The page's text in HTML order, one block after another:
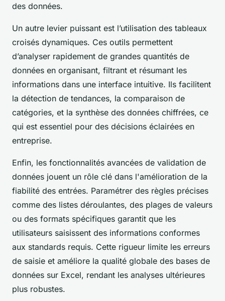
des données.
Un autre levier puissant est l’utilisation des tableaux
croisés dynamiques. Ces outils permettent
d’analyser rapidement de grandes quantités de
données en organisant, filtrant et résumant les
informations dans une interface intuitive. Ils facilitent
la détection de tendances, la comparaison de
catégories, et la synthèse des données chiffrées, ce
qui est essentiel pour des décisions éclairées en
entreprise.
Enfin, les fonctionnalités avancées de validation de
données jouent un rôle clé dans l'amélioration de la
fiabilité des entrées. Paramétrer des règles précises
comme des listes déroulantes, des plages de valeurs
ou des formats spécifiques garantit que les
utilisateurs saisissent des informations conformes
aux standards requis. Cette rigueur limite les erreurs
de saisie et améliore la qualité globale des bases de
données sur Excel, rendant les analyses ultérieures
plus robustes.